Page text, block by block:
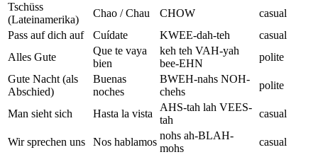
Tschüss
(Lateinamerika)
Chao / Chau CHOW
casual
Pass auf dich auf
Cuídate KWEE-dah-teh
casual
Alles Gute
Que te vaya
bien
keh teh VAH-yah
bee-EHN
polite
Gute Nacht (als
Abschied)
Buenas
noches
BWEH-nahs NOH-
chehs
polite
Man sieht sich Hasta la vista
AHS-tah lah VEES-
tah
casual
Wir sprechen uns Nos hablamos
nohs ah-BLAH-
mohs
casual